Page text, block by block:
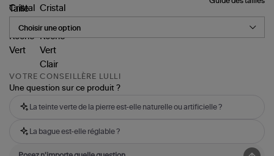
Taille
VOTRE CONSEILLÈRE LULLI
Une question sur ce produit ?
La teinte verte de la pierre est-elle naturelle ou artificielle ?
La bague est-elle réglable ?